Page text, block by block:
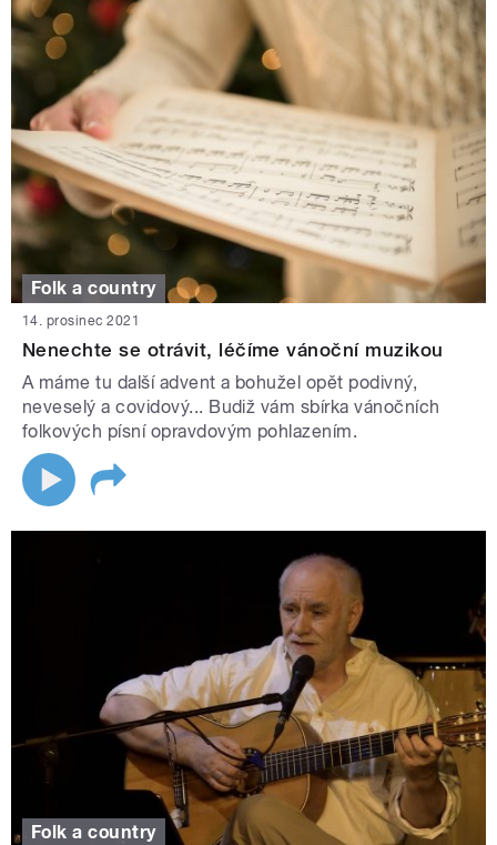
Folk a country
14. prosinec 2021
Nenechte se otrávit, léčíme vánoční muzikou
A máme tu další advent a bohužel opět podivný,
neveselý a covidový... Budiž vám sbírka vánočních
folkových písní opravdovým pohlazením.
Folk a country